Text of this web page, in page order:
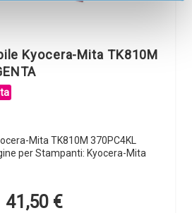
Kyocera-Mita TK810M
Mita TK810M 370PC4KL
per Stampanti: Kyocera-Mita
41,50 €